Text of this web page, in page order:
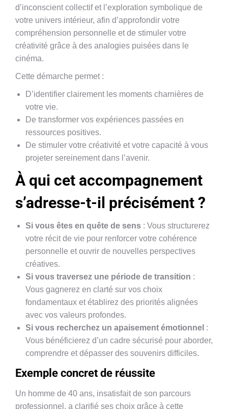
d’inconscient collectif et l’exploration symbolique de
votre univers intérieur, afin d’approfondir votre
compréhension personnelle et de stimuler votre
créativité grâce à des analogies puisées dans le
cinéma.
Cette démarche permet :
D’identifier clairement les moments charnières de
votre vie.
De transformer vos expériences passées en
ressources positives.
De stimuler votre créativité et votre capacité à vous
projeter sereinement dans l’avenir.
À qui cet accompagnement
s’adresse-t-il précisément ?
Si vous êtes en quête de sens : Vous structurerez
votre récit de vie pour renforcer votre cohérence
personnelle et ouvrir de nouvelles perspectives
créatives.
Si vous traversez une période de transition :
Vous gagnerez en clarté sur vos choix
fondamentaux et établirez des priorités alignées
avec vos valeurs profondes.
Si vous recherchez un apaisement émotionnel :
Vous bénéficierez d’un cadre sécurisé pour aborder,
comprendre et dépasser des souvenirs difficiles.
Exemple concret de réussite
Un homme de 40 ans, insatisfait de son parcours
professionnel, a clarifié ses choix grâce à cette